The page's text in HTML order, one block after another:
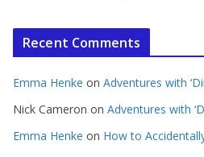
Recent Comments
Emma Henke on Adventures with
Nick Cameron on Adventures with
Emma Henke on How to